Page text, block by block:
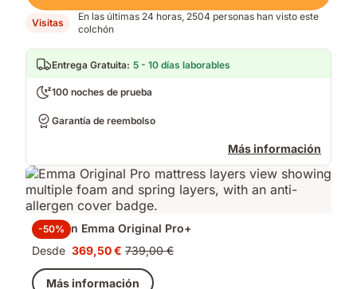
Visitas
En las últimas 24 horas, 2504 personas han visto este
colchón
Entrega Gratuita: 5 - 10 días laborables
100 noches de prueba
Garantía de reembolso
Más información
-50%
Colchón Emma Original Pro+
Desde Precio
369,50 €
369,50 € Precio
original
739,00 €
Más información